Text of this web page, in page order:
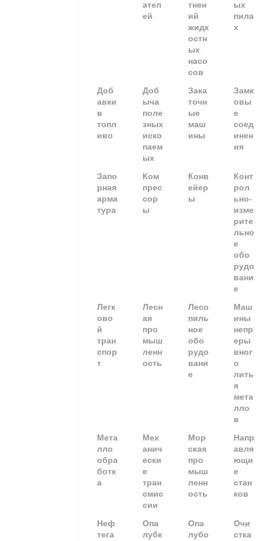
ател
ей
тнен
ий
жидк
остн
ых
насо
сов
ых
пила
х
Доб
авки
в
топл
иво
Доб
ыча
поле
зных
иско
паем
ых
Зака
точн
ые
маш
ины
Замк
овы
е
соед
инен
ия
Запо
рная
арма
тура
Ком
прес
сор
ы
Конв
ейер
ы
Конт
рол
ьно-
изме
рите
льно
е
обо
рудо
вани
е
Легк
ово
й
тран
спор
т
Лесн
ая
про
мыш
ленн
ость
Лесо
пиль
ное
обо
рудо
вани
е
Маш
ины
непр
еры
вног
о
лить
я
мета
лло
в
Мета
лло
обра
ботк
а
Мех
анич
ески
е
тран
смис
сии
Мор
ская
про
мыш
ленн
ость
Напр
авля
ющи
е
стан
ков
Неф
тега
Опа
лубк
Опа
лубо
Очи
стка